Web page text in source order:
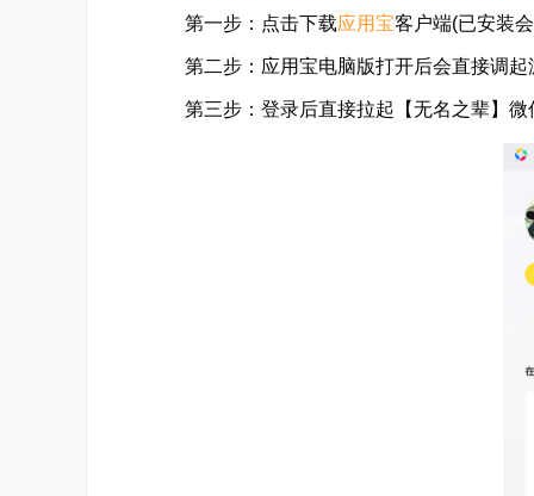
第一步：点击下载应用宝客户端(已安装
第二步：应用宝电脑版打开后会直接调起
第三步：登录后直接拉起【无名之辈】微